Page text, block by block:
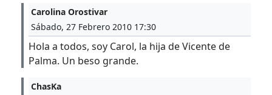
Carolina Orostivar
Sábado, 27 Febrero 2010 17:30
Hola a todos, soy Carol, la hija de Vicente de
Palma. Un beso grande.
ChasKa